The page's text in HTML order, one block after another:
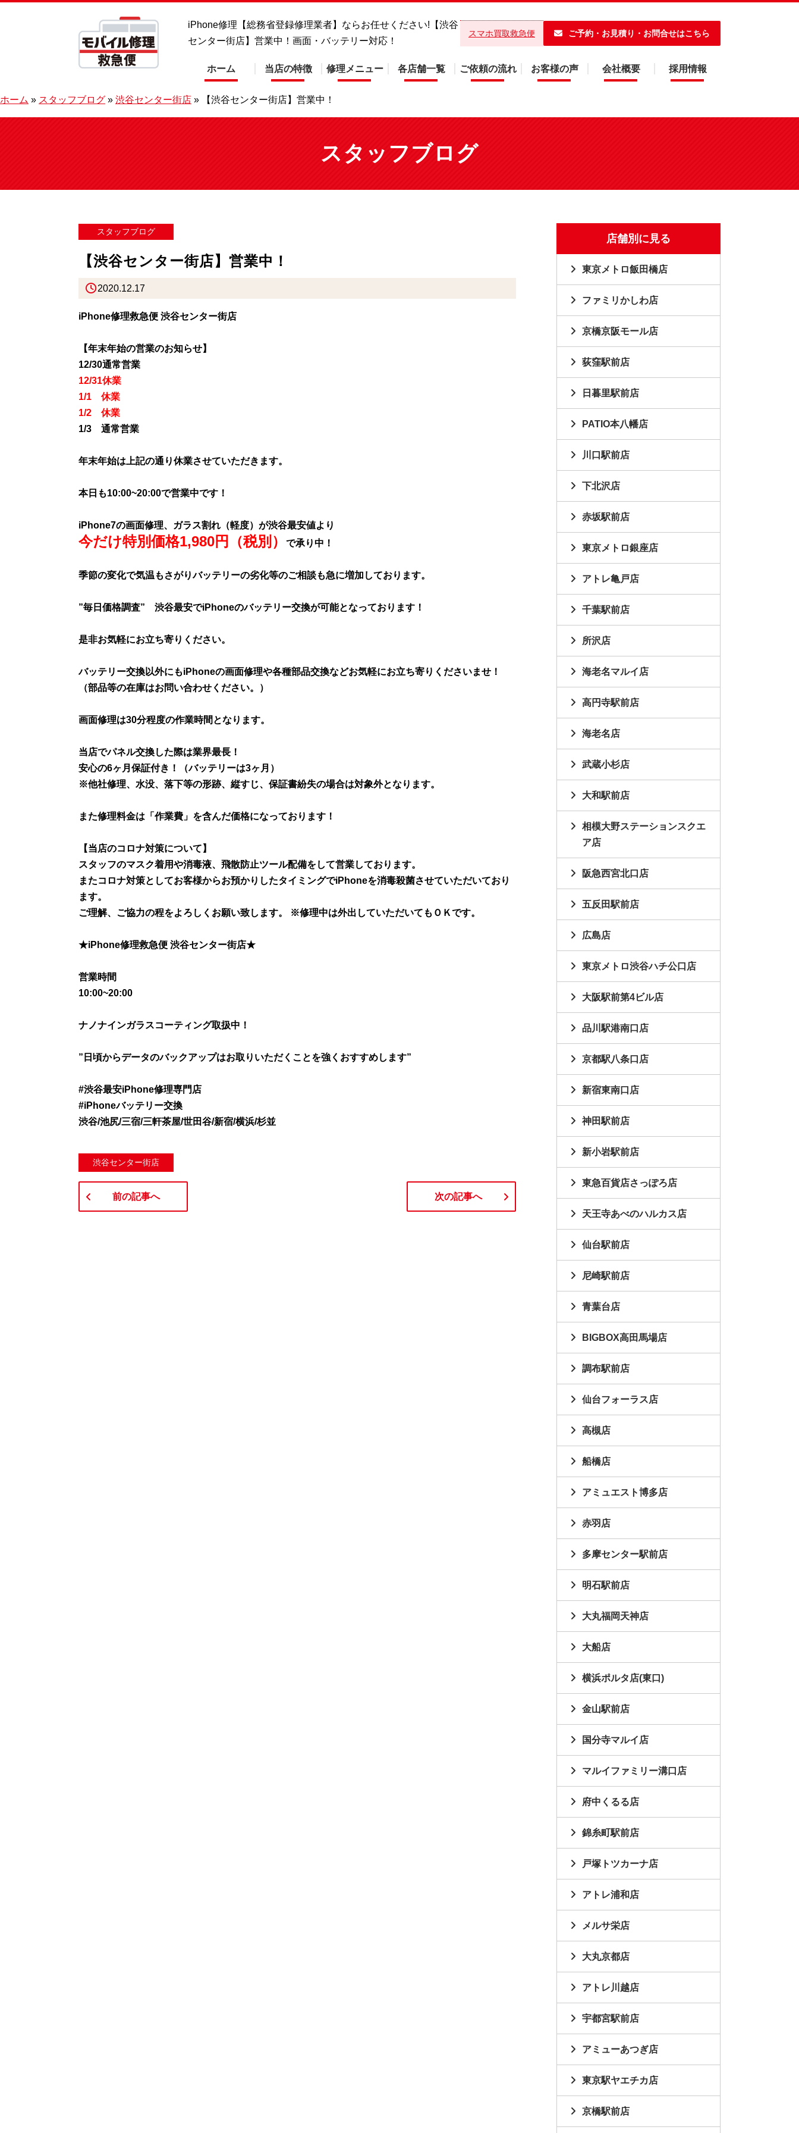
iPhone修理【総務省登録修理業者】ならお任せください!【渋谷
センター街店】営業中！画面・バッテリー対応！
スマホ買取救急便 ご予約・お見積り・お問合せはこちら
ホーム 当店の特徴 修理メニュー 各店舗一覧 ご依頼の流れ お客様の声 会社概要 採用情報
ホーム » スタッフブログ » 渋谷センター街店 » 【渋谷センター街店】営業中！
スタッフブログ
スタッフブログ
【渋谷センター街店】営業中！
2020.12.17
iPhone修理救急便 渋谷センター街店
【年末年始の営業のお知らせ】
12/30通常営業
12/31休業
1/1 休業
1/2 休業
1/3 通常営業
年末年始は上記の通り休業させていただきます。
本日も10:00~20:00で営業中です！
iPhone7の画面修理、ガラス割れ（軽度）が渋谷最安値より
今だけ特別価格1,980円（税別） で承り中！
季節の変化で気温もさがりバッテリーの劣化等のご相談も急に増加しております。
”毎日価格調査” 渋谷最安でiPhoneのバッテリー交換が可能となっております！
是非お気軽にお立ち寄りください。
バッテリー交換以外にもiPhoneの画面修理や各種部品交換などお気軽にお立ち寄りくださいませ！
（部品等の在庫はお問い合わせください。）
画面修理は30分程度の作業時間となります。
当店でパネル交換した際は業界最長！
安心の6ヶ月保証付き！（バッテリーは3ヶ月）
※他社修理、水没、落下等の形跡、縦すじ、保証書紛失の場合は対象外となります。
また修理料金は「作業費」を含んだ価格になっております！
【当店のコロナ対策について】
スタッフのマスク着用や消毒液、飛散防止ツール配備をして営業しております。
またコロナ対策としてお客様からお預かりしたタイミングでiPhoneを消毒殺菌させていただいており
ます。
ご理解、ご協力の程をよろしくお願い致します。 ※修理中は外出していただいてもＯＫです。
★iPhone修理救急便 渋谷センター街店★
営業時間
10:00~20:00
ナノナインガラスコーティング取扱中！
”日頃からデータのバックアップはお取りいただくことを強くおすすめします”
#渋谷最安iPhone修理専門店
#iPhoneバッテリー交換
渋谷/池尻/三宿/三軒茶屋/世田谷/新宿/横浜/杉並
渋谷センター街店
前の記事へ 次の記事へ
店舗別に見る
東京メトロ飯田橋店
ファミリかしわ店
京橋京阪モール店
荻窪駅前店
日暮里駅前店
PATIO本八幡店
川口駅前店
下北沢店
赤坂駅前店
東京メトロ銀座店
アトレ亀戸店
千葉駅前店
所沢店
海老名マルイ店
高円寺駅前店
海老名店
武蔵小杉店
大和駅前店
相模大野ステーションスクエ
ア店
阪急西宮北口店
五反田駅前店
広島店
東京メトロ渋谷ハチ公口店
大阪駅前第4ビル店
品川駅港南口店
京都駅八条口店
新宿東南口店
神田駅前店
新小岩駅前店
東急百貨店さっぽろ店
天王寺あべのハルカス店
仙台駅前店
尼崎駅前店
青葉台店
BIGBOX高田馬場店
調布駅前店
仙台フォーラス店
高槻店
船橋店
アミュエスト博多店
赤羽店
多摩センター駅前店
明石駅前店
大丸福岡天神店
大船店
横浜ポルタ店(東口)
金山駅前店
国分寺マルイ店
マルイファミリー溝口店
府中くるる店
錦糸町駅前店
戸塚トツカーナ店
アトレ浦和店
メルサ栄店
大丸京都店
アトレ川越店
宇都宮駅前店
アミューあつぎ店
東京駅ヤエチカ店
京橋駅前店